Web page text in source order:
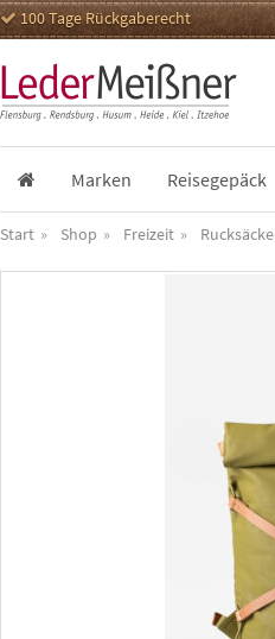
100 Tage Rückgaberecht
Marken Reisegepäck
Start Shop Freizeit Rucksäcke